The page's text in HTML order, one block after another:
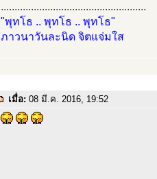
.....................................................
"พุทโธ .. พุทโธ .. พุทโธ"
ภาวนาวันละนิด จิตแจ่มใส
เมื่อ: 08 มี.ค. 2016, 19:52